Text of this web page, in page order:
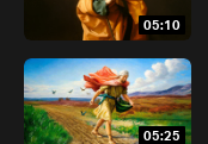
05:10
05:25